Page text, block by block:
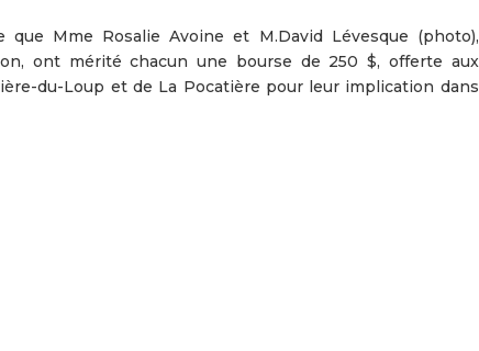
que Mme Rosalie Avoine et M.David Lévesque (photo),
ont mérité chacun une bourse de 250 $, offerte aux
du-Loup et de La Pocatière pour leur implication dans